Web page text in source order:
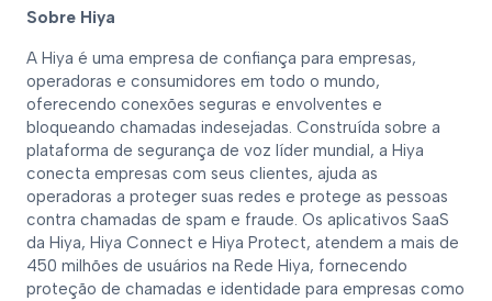
Sobre Hiya
A Hiya é uma empresa de confiança para empresas,
operadoras e consumidores em todo o mundo,
oferecendo conexões seguras e envolventes e
bloqueando chamadas indesejadas. Construída sobre a
plataforma de segurança de voz líder mundial, a Hiya
conecta empresas com seus clientes, ajuda as
operadoras a proteger suas redes e protege as pessoas
contra chamadas de spam e fraude. Os aplicativos SaaS
da Hiya, Hiya Connect e Hiya Protect, atendem a mais de
450 milhões de usuários na Rede Hiya, fornecendo
proteção de chamadas e identidade para empresas como